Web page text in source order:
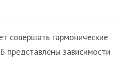
совершать гармонические
зависимости